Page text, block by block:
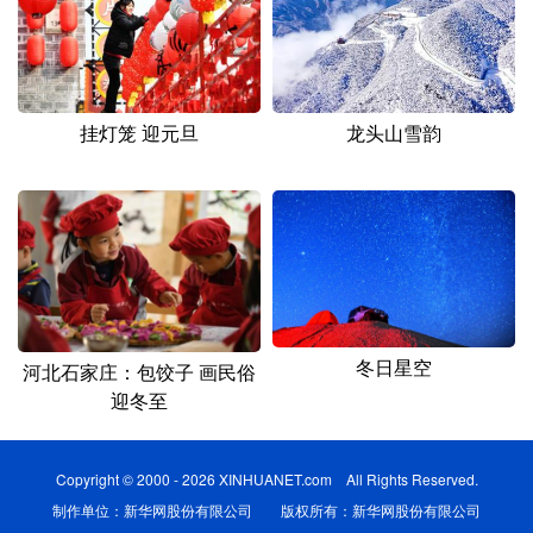
挂灯笼 迎元旦 龙头山雪韵
河北石家庄：包饺子 画民俗
迎冬至
冬日星空
Copyright © 2000 - 2026 XINHUANET.com All Rights Reserved.
制作单位：新华网股份有限公司 版权所有：新华网股份有限公司